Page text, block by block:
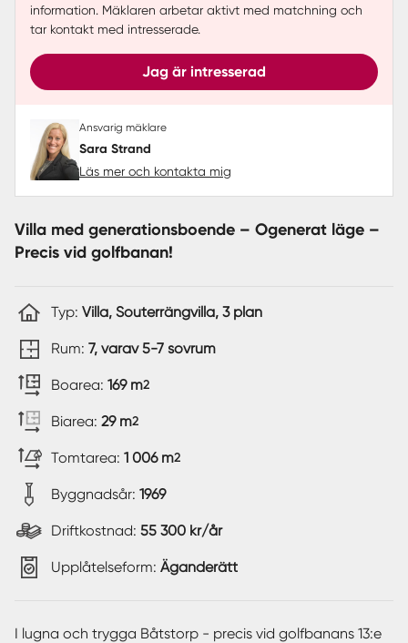
information. Mäklaren arbetar aktivt med matchning och
tar kontakt med intresserade.
Jag är intresserad
Ansvarig mäklare
Sara Strand
Läs mer och kontakta mig
Villa med generationsboende – Ogenerat läge –
Precis vid golfbanan!
Typ: Villa, Souterrängvilla, 3 plan
Rum: 7, varav 5-7 sovrum
Boarea: 169 m2
Biarea: 29 m2
Tomtarea: 1 006 m2
Byggnadsår: 1969
Driftkostnad: 55 300 kr/år
Upplåtelseform: Äganderätt
I lugna och trygga Båtstorp - precis vid golfbanans 13:e